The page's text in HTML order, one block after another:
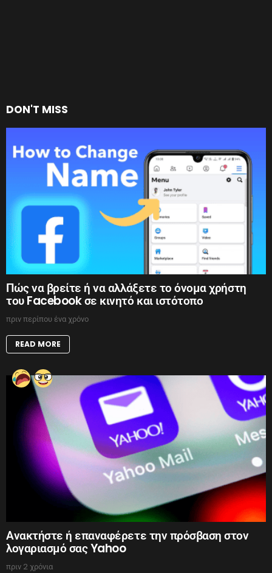
DON'T MISS
Πώς να βρείτε ή να αλλάξετε το όνομα χρήστη
του Facebook σε κινητό και ιστότοπο
πριν περίπου ένα χρόνο
READ MORE
Ανακτήστε ή επαναφέρετε την πρόσβαση στον
λογαριασμό σας Yahoo
πριν 2 χρόνια